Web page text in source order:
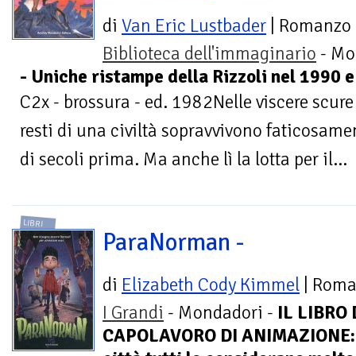
di Van Eric Lustbader | Romanzo
Biblioteca dell'immaginario -
- Uniche ristampe della Rizzoli nel 1990
C2x - brossura - ed. 1982Nelle viscere
resti di una civiltà sopravvivono
di secoli prima. Ma anche lì la lotta per il...
LIBRI
ParaNorman -
di Elizabeth Cody Kimmel |
I Grandi - Mondadori - IL LIBRO
CAPOLAVORO DI